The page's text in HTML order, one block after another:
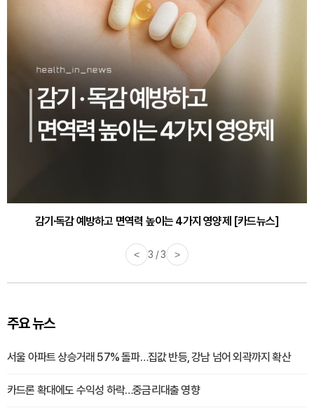
감기·독감 예방하고 면역력 높이는 4가지 영양제 [카드뉴스]
< 3 / 3 >
주요 뉴스
서울 아파트 상승거래 57% 돌파…집값 반등, 강남 넘어 외곽까지 확산
카드론 확대에도 수익성 하락…중금리대출 영향